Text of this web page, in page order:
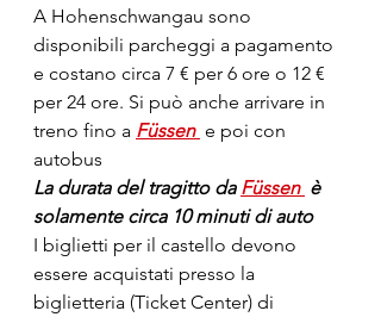
A Hohenschwangau sono
disponibili parcheggi a pagamento
e costano circa 7 € per 6 ore o 12 €
per 24 ore. Si può anche arrivare in
treno fino a Füssen e poi con
autobus
La durata del tragitto da Füssen è
solamente circa 10 minuti di auto
I biglietti per il castello devono
essere acquistati presso la
biglietteria (Ticket Center) di